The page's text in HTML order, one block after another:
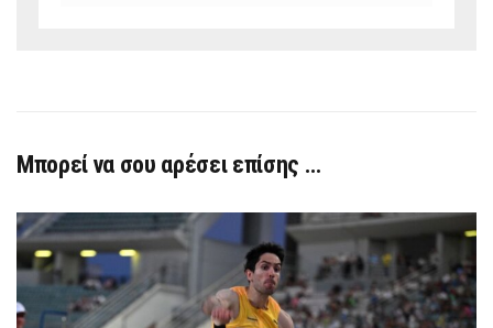
Μπορεί να σου αρέσει επίσης …